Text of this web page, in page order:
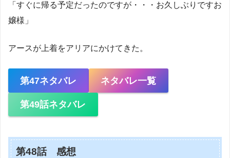
「すぐに帰る予定だったのですが・・・お久しぶりですお
嬢様」
アースが上着をアリアにかけてきた。
第47ネタバレ ネタバレ一覧
第49話ネタバレ
第48話 感想